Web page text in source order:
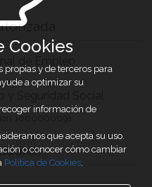
1600000091
Cookies
propias y de terceros para
a optimizar su
información de
que acepta su uso.
o conocer cómo cambiar
Política de Cookies.